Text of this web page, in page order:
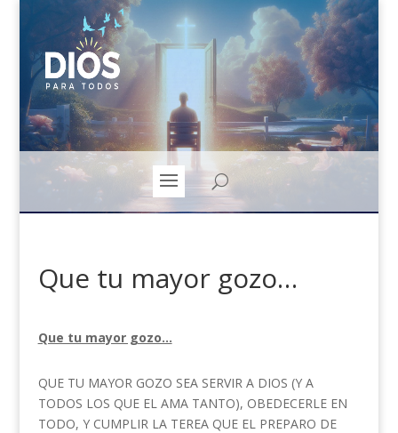
Que tu mayor gozo…
Que tu mayor gozo…
QUE TU MAYOR GOZO SEA SERVIR A DIOS (Y A
TODOS LOS QUE EL AMA TANTO), OBEDECERLE EN
TODO, Y CUMPLIR LA TEREA QUE EL PREPARO DE